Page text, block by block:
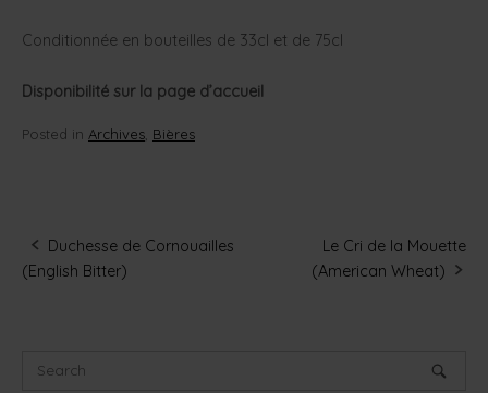
Conditionnée en bouteilles de 33cl et de 75cl
Disponibilité sur la page d’accueil
Posted in Archives Bières
Post
Duchesse de Cornouailles
(English Bitter)
Le Cri de la Mouette
(American Wheat)